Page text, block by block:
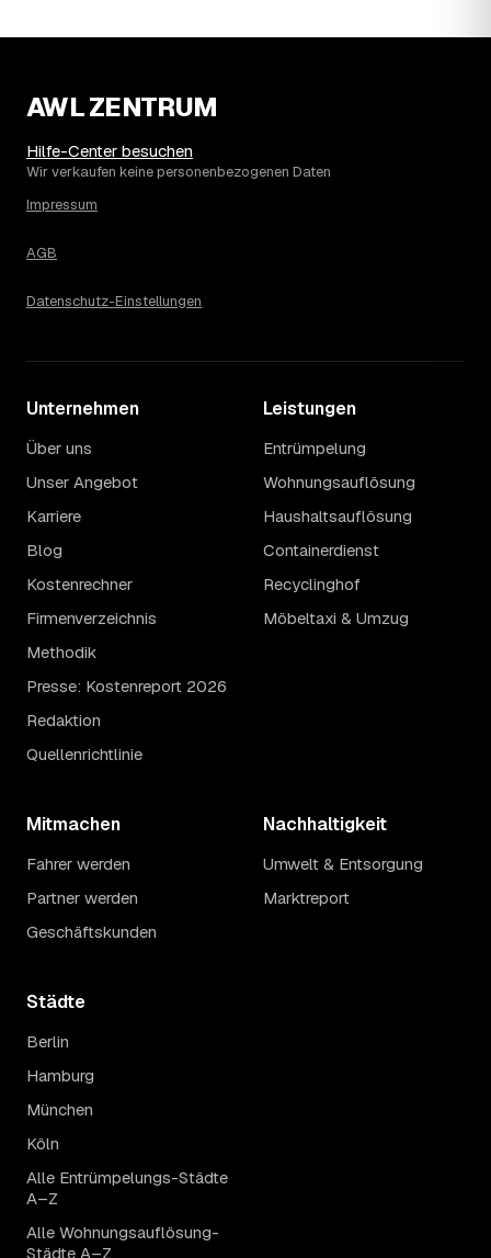
AWL ZENTRUM
Hilfe-Center besuchen
Wir verkaufen keine personenbezogenen Daten
Impressum
AGB
Datenschutz-Einstellungen
Unternehmen
Über uns
Unser Angebot
Karriere
Blog
Kostenrechner
Firmenverzeichnis
Methodik
Presse: Kostenreport 2026
Redaktion
Quellenrichtlinie
Leistungen
Entrümpelung
Wohnungsauflösung
Haushaltsauflösung
Containerdienst
Recyclinghof
Möbeltaxi & Umzug
Mitmachen
Fahrer werden
Partner werden
Geschäftskunden
Nachhaltigkeit
Umwelt & Entsorgung
Marktreport
Städte
Berlin
Hamburg
München
Köln
Alle Entrümpelungs-Städte
A–Z
Alle Wohnungsauflösung-
Städte A–Z